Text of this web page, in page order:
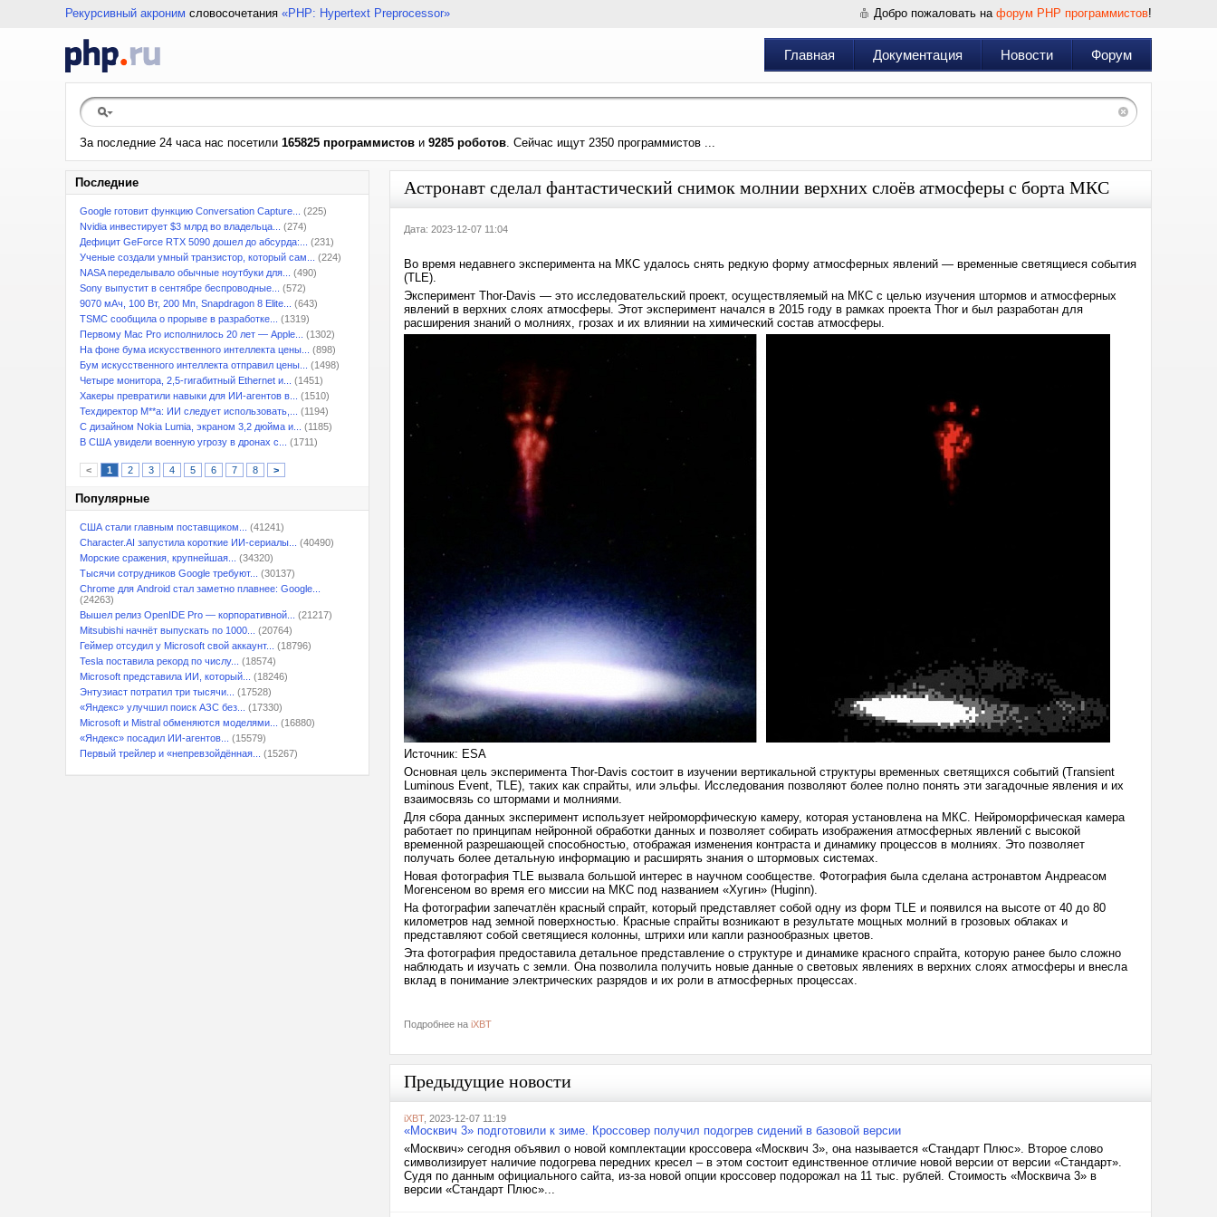
Рекурсивный акроним словосочетания «PHP: Hypertext Preprocessor» Добро пожаловать на форум PHP программистов!
Главная Документация Новости Форум
За последние 24 часа нас посетили 165825 программистов и 9285 роботов. Сейчас ищут 2350 программистов ...
Последние
Google готовит функцию Conversation Capture...
(225)
Nvidia инвестирует $3 млрд во владельца...
(274)
Дефицит GeForce RTX 5090 дошел до абсурда:...
(231)
Ученые создали умный транзистор, который сам...
(224)
NASA переделывало обычные ноутбуки для...
(490)
Sony выпустит в сентябре беспроводные...
(572)
9070 мАч, 100 Вт, 200 Мп, Snapdragon 8 Elite...
(643)
TSMC сообщила о прорыве в разработке...
(1319)
Первому Mac Pro исполнилось 20 лет — Apple...
(1302)
На фоне бума искусственного интеллекта цены...
(898)
Бум искусственного интеллекта отправил цены...
(1498)
Четыре монитора, 2,5-гигабитный Ethernet и...
(1451)
Хакеры превратили навыки для ИИ-агентов в...
(1510)
Техдиректор M**a: ИИ следует использовать,...
(1194)
С дизайном Nokia Lumia, экраном 3,2 дюйма и...
(1185)
В США увидели военную угрозу в дронах с...
(1711)
< 1 2 3 4 5 6 7 8 >
Популярные
США стали главным поставщиком...
(41241)
Character.AI запустила короткие ИИ-сериалы...
(40490)
Морские сражения, крупнейшая...
(34320)
Тысячи сотрудников Google требуют...
(30137)
Chrome для Android стал заметно плавнее: Google...
(24263)
Вышел релиз OpenIDE Pro — корпоративной...
(21217)
Mitsubishi начнёт выпускать по 1000...
(20764)
Геймер отсудил у Microsoft свой аккаунт...
(18796)
Tesla поставила рекорд по числу...
(18574)
Microsoft представила ИИ, который...
(18246)
Энтузиаст потратил три тысячи...
(17528)
«Яндекс» улучшил поиск АЗС без...
(17330)
Microsoft и Mistral обменяются моделями...
(16880)
«Яндекс» посадил ИИ-агентов...
(15579)
Первый трейлер и «непревзойдённая...
(15267)
Астронавт сделал фантастический снимок молнии верхних слоёв атмосферы с борта МКС
Дата: 2023-12-07 11:04
Во время недавнего эксперимента на МКС удалось снять редкую форму атмосферных явлений — временные светящиеся события
(TLE).
Эксперимент Thor-Davis — это исследовательский проект, осуществляемый на МКС с целью изучения штормов и атмосферных
явлений в верхних слоях атмосферы. Этот эксперимент начался в 2015 году в рамках проекта Thor и был разработан для
расширения знаний о молниях, грозах и их влиянии на химический состав атмосферы.
Источник: ESA
Основная цель эксперимента Thor-Davis состоит в изучении вертикальной структуры временных светящихся событий (Transient
Luminous Event, TLE), таких как спрайты, или эльфы. Исследования позволяют более полно понять эти загадочные явления и их
взаимосвязь со штормами и молниями.
Для сбора данных эксперимент использует нейроморфическую камеру, которая установлена на МКС. Нейроморфическая камера
работает по принципам нейронной обработки данных и позволяет собирать изображения атмосферных явлений с высокой
временной разрешающей способностью, отображая изменения контраста и динамику процессов в молниях. Это позволяет
получать более детальную информацию и расширять знания о штормовых системах.
Новая фотография TLE вызвала большой интерес в научном сообществе. Фотография была сделана астронавтом Андреасом
Могенсеном во время его миссии на МКС под названием «Хугин» (Huginn).
На фотографии запечатлён красный спрайт, который представляет собой одну из форм TLE и появился на высоте от 40 до 80
километров над земной поверхностью. Красные спрайты возникают в результате мощных молний в грозовых облаках и
представляют собой светящиеся колонны, штрихи или капли разнообразных цветов.
Эта фотография предоставила детальное представление о структуре и динамике красного спрайта, которую ранее было сложно
наблюдать и изучать с земли. Она позволила получить новые данные о световых явлениях в верхних слоях атмосферы и внесла
вклад в понимание электрических разрядов и их роли в атмосферных процессах.
Подробнее на iXBT
Предыдущие новости
iXBT, 2023-12-07 11:19
«Москвич 3» подготовили к зиме. Кроссовер получил подогрев сидений в базовой версии
«Москвич» сегодня объявил о новой комплектации кроссовера «Москвич 3», она называется «Стандарт Плюс». Второе слово
символизирует наличие подогрева передних кресел – в этом состоит единственное отличие новой версии от версии «Стандарт».
Судя по данным официального сайта, из-за новой опции кроссовер подорожал на 11 тыс. рублей. Стоимость «Москвича 3» в
версии «Стандарт Плюс»...